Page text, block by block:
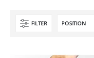
FILTER